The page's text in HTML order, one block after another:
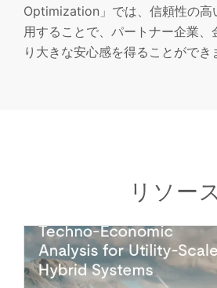
Optimization」では、信頼性の高
用することで、パートナー企業、
り大きな安心感を得ることができ
リソー